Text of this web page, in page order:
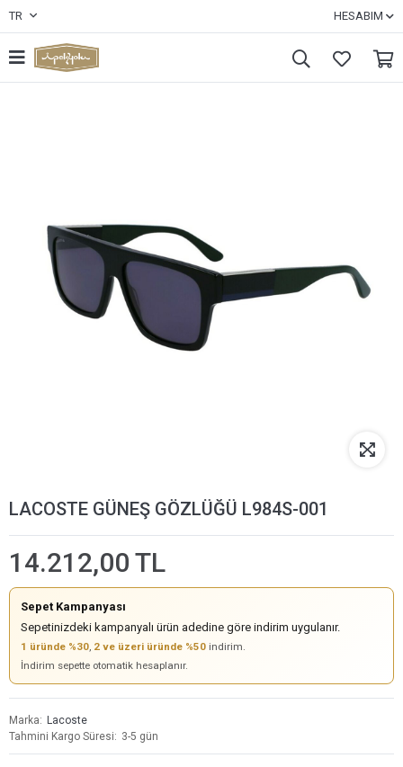
TR HESABIM
LACOSTE GÜNEŞ GÖZLÜĞÜ L984S-001
14.212,00 TL
Sepet Kampanyası
Sepetinizdeki kampanyalı ürün adedine göre indirim uygulanır.
1 üründe %30, 2 ve üzeri üründe %50 indirim.
İndirim sepette otomatik hesaplanır.
Marka
Lacoste
Tahmini Kargo Süresi
3-5 gün